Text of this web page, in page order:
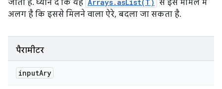
जाता है. ध्यान दें कि यह Arrays.asList(T) से इस मामले में
अलग है कि इससे मिलने वाला ऐरे, बदला जा सकता है.
पैरामीटर
inputAry